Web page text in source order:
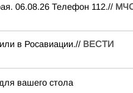
06.08.26 Телефон 112.// МЧС
в Росавиации.// ВЕСТИ
вашего стола